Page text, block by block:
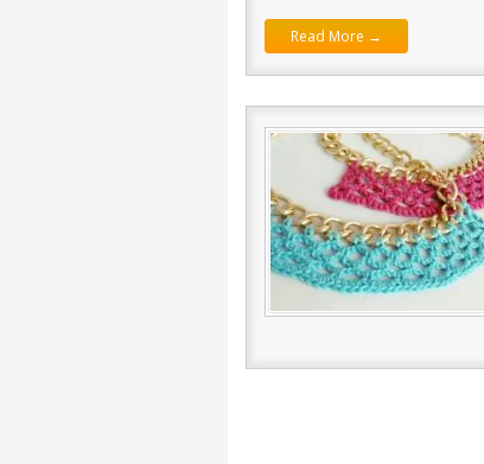
Read More →